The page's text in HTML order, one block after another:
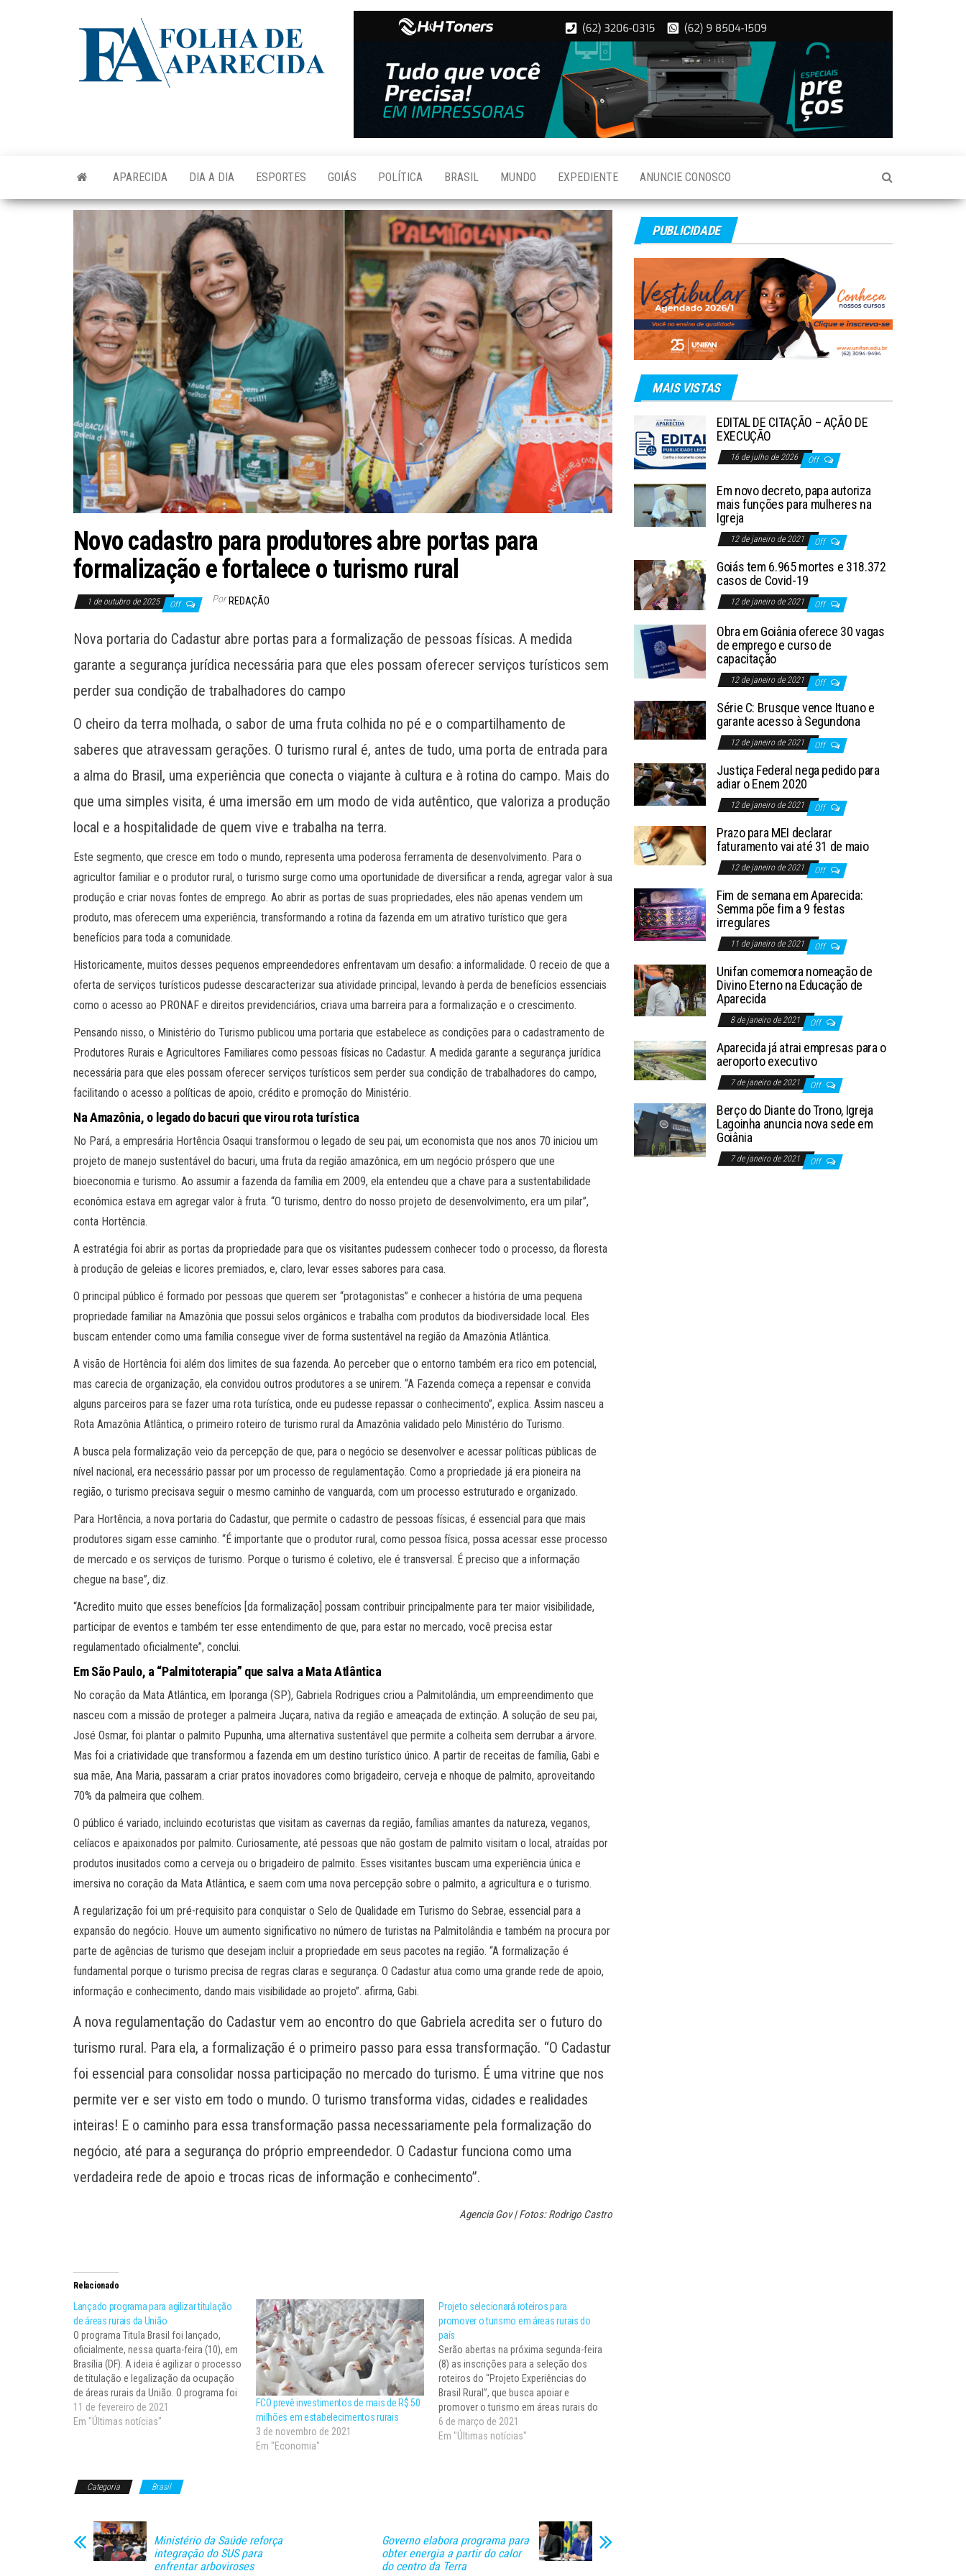
Aparecida
APARECIDA DIA A DIA ESPORTES GOIÁS POLÍTICA BRASIL MUNDO EXPEDIENTE ANUNCIE CONOSCO
Novo cadastro para produtores abre portas para
formalização e fortalece o turismo rural
1 de outubro de 2025 Off Por REDAÇÃO
Nova portaria do Cadastur abre portas para a formalização de pessoas físicas. A medida
garante a segurança jurídica necessária para que eles possam oferecer serviços turísticos sem
perder sua condição de trabalhadores do campo
O cheiro da terra molhada, o sabor de uma fruta colhida no pé e o compartilhamento de
saberes que atravessam gerações. O turismo rural é, antes de tudo, uma porta de entrada para
a alma do Brasil, uma experiência que conecta o viajante à cultura e à rotina do campo. Mais do
que uma simples visita, é uma imersão em um modo de vida autêntico, que valoriza a produção
local e a hospitalidade de quem vive e trabalha na terra.
Este segmento, que cresce em todo o mundo, representa uma poderosa ferramenta de desenvolvimento. Para o
agricultor familiar e o produtor rural, o turismo surge como uma oportunidade de diversificar a renda, agregar valor à sua
produção e criar novas fontes de emprego. Ao abrir as portas de suas propriedades, eles não apenas vendem um
produto, mas oferecem uma experiência, transformando a rotina da fazenda em um atrativo turístico que gera
benefícios para toda a comunidade.
Historicamente, muitos desses pequenos empreendedores enfrentavam um desafio: a informalidade. O receio de que a
oferta de serviços turísticos pudesse descaracterizar sua atividade principal, levando à perda de benefícios essenciais
como o acesso ao PRONAF e direitos previdenciários, criava uma barreira para a formalização e o crescimento.
Pensando nisso, o Ministério do Turismo publicou uma portaria que estabelece as condições para o cadastramento de
Produtores Rurais e Agricultores Familiares como pessoas físicas no Cadastur. A medida garante a segurança jurídica
necessária para que eles possam oferecer serviços turísticos sem perder sua condição de trabalhadores do campo,
facilitando o acesso a políticas de apoio, crédito e promoção do Ministério.
Na Amazônia, o legado do bacuri que virou rota turística
No Pará, a empresária Hortência Osaqui transformou o legado de seu pai, um economista que nos anos 70 iniciou um
projeto de manejo sustentável do bacuri, uma fruta da região amazônica, em um negócio próspero que une
bioeconomia e turismo. Ao assumir a fazenda da família em 2009, ela entendeu que a chave para a sustentabilidade
econômica estava em agregar valor à fruta. “O turismo, dentro do nosso projeto de desenvolvimento, era um pilar”,
conta Hortência.
A estratégia foi abrir as portas da propriedade para que os visitantes pudessem conhecer todo o processo, da floresta
à produção de geleias e licores premiados, e, claro, levar esses sabores para casa.
O principal público é formado por pessoas que querem ser “protagonistas” e conhecer a história de uma pequena
propriedade familiar na Amazônia que possui selos orgânicos e trabalha com produtos da biodiversidade local. Eles
buscam entender como uma família consegue viver de forma sustentável na região da Amazônia Atlântica.
A visão de Hortência foi além dos limites de sua fazenda. Ao perceber que o entorno também era rico em potencial,
mas carecia de organização, ela convidou outros produtores a se unirem. “A Fazenda começa a repensar e convida
alguns parceiros para se fazer uma rota turística, onde eu pudesse repassar o conhecimento”, explica. Assim nasceu a
Rota Amazônia Atlântica, o primeiro roteiro de turismo rural da Amazônia validado pelo Ministério do Turismo.
A busca pela formalização veio da percepção de que, para o negócio se desenvolver e acessar políticas públicas de
nível nacional, era necessário passar por um processo de regulamentação. Como a propriedade já era pioneira na
região, o turismo precisava seguir o mesmo caminho de vanguarda, com um processo estruturado e organizado.
Para Hortência, a nova portaria do Cadastur, que permite o cadastro de pessoas físicas, é essencial para que mais
produtores sigam esse caminho. “É importante que o produtor rural, como pessoa física, possa acessar esse processo
de mercado e os serviços de turismo. Porque o turismo é coletivo, ele é transversal. É preciso que a informação
chegue na base”, diz.
“Acredito muito que esses benefícios [da formalização] possam contribuir principalmente para ter maior visibilidade,
participar de eventos e também ter esse entendimento de que, para estar no mercado, você precisa estar
regulamentado oficialmente”, conclui.
Em São Paulo, a “Palmitoterapia” que salva a Mata Atlântica
No coração da Mata Atlântica, em Iporanga (SP), Gabriela Rodrigues criou a Palmitolândia, um empreendimento que
nasceu com a missão de proteger a palmeira Juçara, nativa da região e ameaçada de extinção. A solução de seu pai,
José Osmar, foi plantar o palmito Pupunha, uma alternativa sustentável que permite a colheita sem derrubar a árvore.
Mas foi a criatividade que transformou a fazenda em um destino turístico único. A partir de receitas de família, Gabi e
sua mãe, Ana Maria, passaram a criar pratos inovadores como brigadeiro, cerveja e nhoque de palmito, aproveitando
70% da palmeira que colhem.
O público é variado, incluindo ecoturistas que visitam as cavernas da região, famílias amantes da natureza, veganos,
celíacos e apaixonados por palmito. Curiosamente, até pessoas que não gostam de palmito visitam o local, atraídas por
produtos inusitados como a cerveja ou o brigadeiro de palmito. Esses visitantes buscam uma experiência única e
imersiva no coração da Mata Atlântica, e saem com uma nova percepção sobre o palmito, a agricultura e o turismo.
A regularização foi um pré-requisito para conquistar o Selo de Qualidade em Turismo do Sebrae, essencial para a
expansão do negócio. Houve um aumento significativo no número de turistas na Palmitolândia e também na procura por
parte de agências de turismo que desejam incluir a propriedade em seus pacotes na região. “A formalização é
fundamental porque o turismo precisa de regras claras e segurança. O Cadastur atua como uma grande rede de apoio,
informação e conhecimento, dando mais visibilidade ao projeto”. afirma, Gabi.
A nova regulamentação do Cadastur vem ao encontro do que Gabriela acredita ser o futuro do
turismo rural. Para ela, a formalização é o primeiro passo para essa transformação. “O Cadastur
foi essencial para consolidar nossa participação no mercado do turismo. É uma vitrine que nos
permite ver e ser visto em todo o mundo. O turismo transforma vidas, cidades e realidades
inteiras! E o caminho para essa transformação passa necessariamente pela formalização do
negócio, até para a segurança do próprio empreendedor. O Cadastur funciona como uma
verdadeira rede de apoio e trocas ricas de informação e conhecimento”.
Agencia Gov | Fotos: Rodrigo Castro
Relacionado
Lançado programa para agilizar titulação
de áreas rurais da União
O programa Titula Brasil foi lançado,
oficialmente, nessa quarta-feira (10), em
Brasília (DF). A ideia é agilizar o processo
de titulação e legalização da ocupação
de áreas rurais da União. O programa foi
criado por meio de uma portaria
publicada em dezembro de 2020 e, a
11 de fevereiro de 2021
Em "Últimas notícias"
FCO prevê investimentos de mais de R$ 50
milhões em estabelecimentos rurais
3 de novembro de 2021
Em "Economia"
Projeto selecionará roteiros para
promover o turismo em áreas rurais do
país
Serão abertas na próxima segunda-feira
(8) as inscrições para a seleção dos
roteiros do “Projeto Experiências do
Brasil Rural”, que busca apoiar e
promover o turismo em áreas rurais do
país. Fruto de uma parceria entre os
ministérios do Turismo (MTur) e da
6 de março de 2021
Em "Últimas notícias"
Categoria Brasil
Ministério da Saúde reforça
integração do SUS para
enfrentar arboviroses
Governo elabora programa para
obter energia a partir do calor
do centro da Terra
PUBLICIDADE
MAIS VISTAS
EDITAL DE CITAÇÃO – AÇÃO DE
EXECUÇÃO
16 de julho de 2026 Off
Em novo decreto, papa autoriza
mais funções para mulheres na
Igreja
12 de janeiro de 2021 Off
Goiás tem 6.965 mortes e 318.372
casos de Covid-19
12 de janeiro de 2021 Off
Obra em Goiânia oferece 30 vagas
de emprego e curso de
capacitação
12 de janeiro de 2021 Off
Série C: Brusque vence Ituano e
garante acesso à Segundona
12 de janeiro de 2021 Off
Justiça Federal nega pedido para
adiar o Enem 2020
12 de janeiro de 2021 Off
Prazo para MEI declarar
faturamento vai até 31 de maio
12 de janeiro de 2021 Off
Fim de semana em Aparecida:
Semma põe fim a 9 festas
irregulares
11 de janeiro de 2021 Off
Unifan comemora nomeação de
Divino Eterno na Educação de
Aparecida
8 de janeiro de 2021 Off
Aparecida já atrai empresas para o
aeroporto executivo
7 de janeiro de 2021 Off
Berço do Diante do Trono, Igreja
Lagoinha anuncia nova sede em
Goiânia
7 de janeiro de 2021 Off